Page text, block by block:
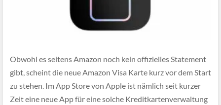
Obwohl es seitens Amazon noch kein offizielles Statement
gibt, scheint die neue Amazon Visa Karte kurz vor dem Start
zu stehen. Im App Store von Apple ist nämlich seit kurzer
Zeit eine neue App für eine solche Kreditkartenverwaltung